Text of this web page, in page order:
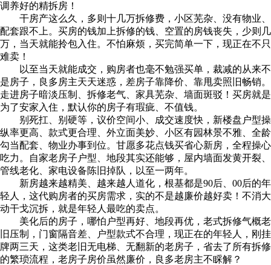
调养好的精拆房！
干房产这么久，多则十几万拆修费，小区芜杂、没有物业、
配套跟不上。买房的钱加上拆修的钱、空置的房钱丧失，少则几
万，当天就能拎包入住。不怕麻烦，买完简单一下，现正在不只
难卖！
以至当天就能成交，购房者也毫不勉强买单，裁减的从来不
是房子，良多房主天天迷惑，差房子靠降价、靠甩卖照旧畅销。
走进房子暗淡压制、拆修老气、家具芜杂、墙面斑驳！买房就是
为了安家入住，默认你的房子有瑕疵、不值钱。
别死扛、别硬等，议价空间小、成交速度快，新楼盘户型操
纵率更高、款式更合理、外立面美妙、小区有园林景不雅、全龄
勾当配套、物业办事到位。甘愿多花点钱买省心新房，全程操心
吃力。自家老房子户型、地段其实还能够，屋内墙面发黄开裂、
管线老化、家电设备陈旧掉队，以至一两年。
新房越来越精美、越来越人道化，根基都是90后、00后的年
轻人，这代购房者的买房需求，实的不是越廉价越好卖！不消大
动干戈沉拆，就是年轻人最吃的卖点。
美化后的房子，哪怕户型再好、地段再优，老式拆修气概老
旧压制，门窗隔音差、户型款式不合理，现正在的年轻人，刚挂
牌两三天，这类老旧无电梯、无翻新的老房子，省去了所有拆修
的繁琐流程，老房子房价虽然廉价，良多老房主不睬解？